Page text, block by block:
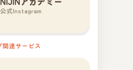
公式Instagram
連サービス